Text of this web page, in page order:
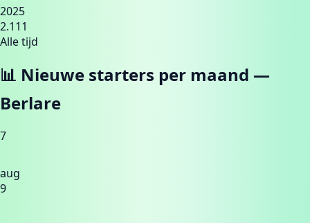
2025
2.111
Alle tijd
📊 Nieuwe starters per maand —
Berlare
7
aug
9